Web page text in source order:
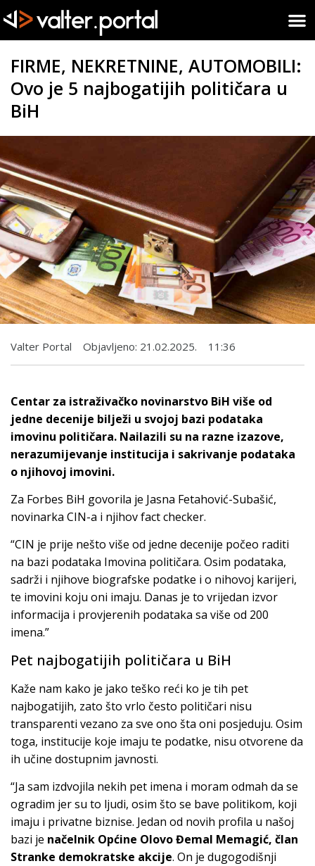
FIRME, NEKRETNINE, AUTOMOBILI:
Ovo je 5 najbogatijih političara u
BiH
Valter Portal Objavljeno: 21.02.2025. 11:36
Centar za istraživačko novinarstvo BiH više od
jedne decenije bilježi u svojoj bazi podataka
imovinu političara. Nailazili su na razne izazove,
nerazumijevanje institucija i sakrivanje podataka
o njihovoj imovini.
Za Forbes BiH govorila je Jasna Fetahović-Subašić,
novinarka CIN-a i njihov fact checker.
“CIN je prije nešto više od jedne decenije počeo raditi
na bazi podataka Imovina političara. Osim podataka,
sadrži i njihove biografske podatke i o nihovoj karijeri,
te imovini koju oni imaju. Danas je to vrijedan izvor
informacija i provjerenih podataka sa više od 200
imena.”
Pet najbogatijih političara u BiH
Kaže nam kako je jako teško reći ko je tih pet
najbogatijih, zato što vrlo često političari nisu
transparenti vezano za sve ono šta oni posjeduju. Osim
toga, institucije koje imaju te podatke, nisu otvorene da
ih učine dostupnim javnosti.
“Ja sam izdvojila nekih pet imena i moram odmah da se
ogradim jer su to ljudi, osim što se bave politikom, koji
imaju i privatne biznise. Jedan od novih profila u našoj
bazi je načelnik Općine Olovo Đemal Memagić, član
Stranke demokratske akcije. On je dugogodišnji